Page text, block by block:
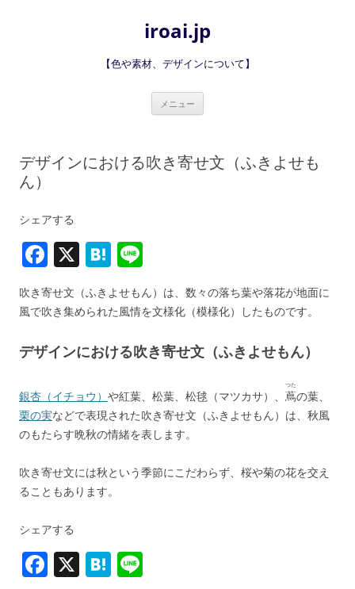
iroai.jp
【色や素材、デザインについて】
メニュー
ス
キ
デザインにおける吹き寄せ文（ふきよせも
ん）
シェアする
F
a
c
b
o
k
X H
at
e
a
n
e
吹き寄せ文（ふきよせもん）は、数々の落ち葉や落花が地面に
風で吹き集められた風情を文様化（模様化）したものです。
デザインにおける吹き寄せ文（ふきよせもん）
銀杏（イチョウ） や紅葉、松葉、松毬（マツカサ）、 蔦
つた
の葉、
栗の実などで表現された吹き寄せ文（ふきよせもん）は、秋風
のもたらす晩秋の情緒を表します。
吹き寄せ文には秋という季節にこだわらず、桜や菊の花を交え
ることもあります。
シェアする
F X H